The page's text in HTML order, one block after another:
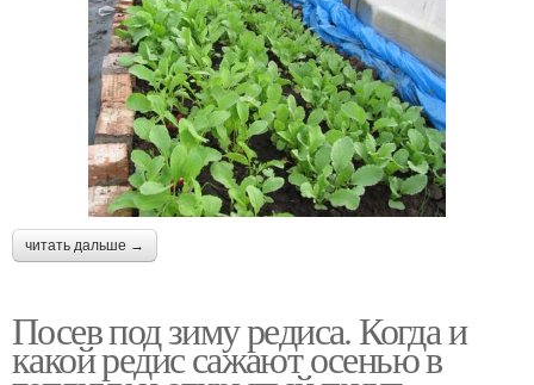
читать дальше →
Посев под зиму редиса. Когда и
какой редис сажают осенью в